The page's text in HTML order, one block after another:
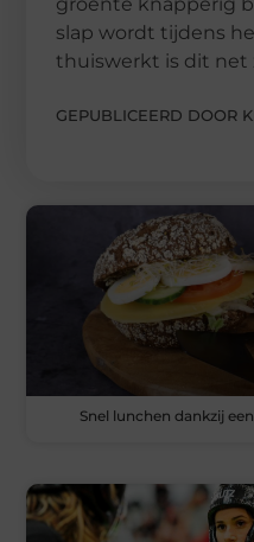
slap wordt tijdens
thuiswerkt is dit net
GEPUBLICEERD DOOR
Snel lunchen dankzij